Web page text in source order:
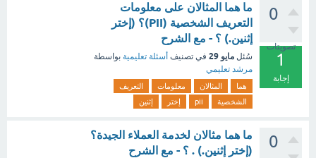
0
تصويتات
1
إجابة
ما هما المثالان على معلومات
التعريف الشخصية (PII)؟ (إختر
إثنين.) ؟ - مع الشرح
سُئل مايو 29 في تصنيف أسئلة تعليمية بواسطة
مرشد تعليمي
هما المثالان معلومات
التعريف
الشخصية
pii إختر إثنين
0
ما هما مثالان لخدمة العملاء الجيدة؟
(إختر إثنين.) . ؟ - مع الشرح